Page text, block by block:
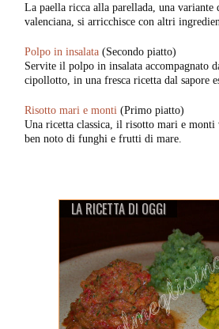
La paella ricca alla parellada, una variante
valenciana, si arricchisce con altri
Polpo in insalata (Secondo piatto)
Servite il polpo in insalata accompagnato
cipollotto, in una fresca ricetta dal sapore
Risotto mari e monti (Primo piatto)
Una ricetta classica, il risotto mari e monti
ben noto di funghi e frutti di mare.
LA RICETTA DI OGGI